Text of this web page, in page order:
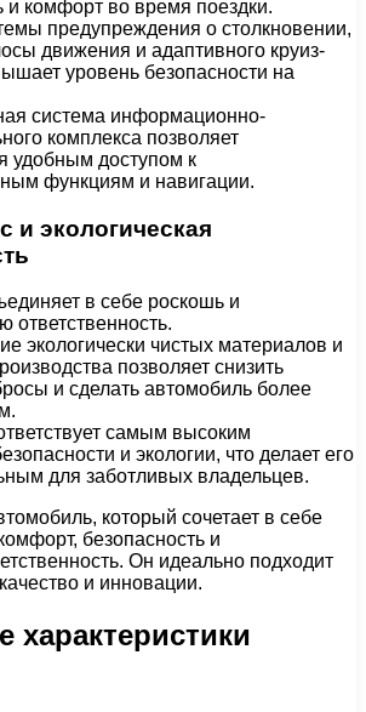
и комфорт во время поездки.
предупреждения о столкновении,
движения и адаптивного круиз-
уровень безопасности на
система информационно-
комплекса позволяет
удобным доступом к
функциям и навигации.
и экологическая
в себе роскошь и
ответственность.
экологически чистых материалов и
позволяет снизить
и сделать автомобиль более
самым высоким
и экологии, что делает его
для заботливых владельцев.
который сочетает в себе
безопасность и
Он идеально подходит
и инновации.
характеристики